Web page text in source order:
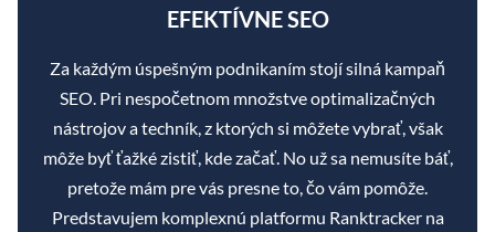
EFEKTÍVNE SEO
Za každým úspešným podnikaním stojí silná kampaň
SEO. Pri nespočetnom množstve optimalizačných
nástrojov a techník, z ktorých si môžete vybrať, však
môže byť ťažké zistiť, kde začať. No už sa nemusíte báť,
pretože mám pre vás presne to, čo vám pomôže.
Predstavujem komplexnú platformu Ranktracker na